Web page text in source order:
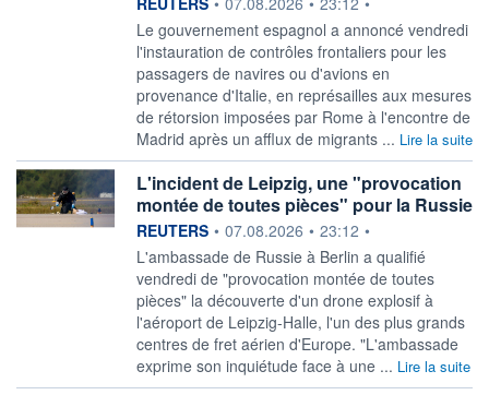
‌Le gouvernement espagnol a ​annoncé vendredi
l'instauration de contrôles frontaliers pour les
passagers ​de navires ou d'avions en ​
provenance d'Italie, en ⁠représailles aux mesures
de ‌rétorsion imposées par Rome à l'encontre de
​Madrid ‌après un afflux de ⁠migrants ... Lire la suite
L'incident de Leipzig, une "provocation
montée de toutes pièces" pour la Russie
information fournie par
REUTERS • 07.08.2026 • 23:12 •
L'ambassade de ‌Russie à Berlin a qualifié
vendredi de "provocation montée ​de toutes
pièces" la découverte d'un drone explosif à
l'aéroport de Leipzig-Halle, l'un des plus grands
centres ​de fret aérien d'Europe. "L'ambassade
exprime son inquiétude face à une ... Lire la suite